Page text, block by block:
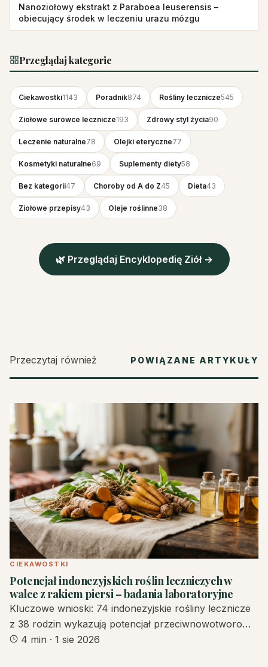
Nanoziołowy ekstrakt z Paraboea leuserensis –
obiecujący środek w leczeniu urazu mózgu
Przeglądaj kategorie
Ciekawostki1143 Poradnik874 Rośliny lecznicze545
Ziołowe surowce lecznicze193 Zdrowy styl życia90
Leczenie naturalne78 Olejki eteryczne77
Kosmetyki naturalne69 Suplementy diety58
Bez kategorii47 Choroby od A do Z45 Dieta43
Ziołowe przepisy43 Oleje roślinne38
🌿 Przeglądaj Encyklopedię Ziół →
Przeczytaj również POWIĄZANE ARTYKUŁY
CIEKAWOSTKI
Potencjał indonezyjskich roślin leczniczych w
walce z rakiem piersi – badania laboratoryjne
Kluczowe wnioski: 74 indonezyjskie rośliny lecznicze
z 38 rodzin wykazują potencjał przeciwnowotworo…
4 min · 1 sie 2026